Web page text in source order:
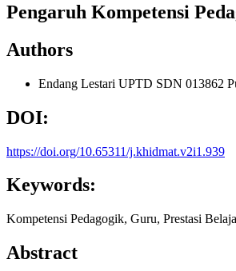
Pengaruh Kompetensi
Authors
Endang Lestari UPTD SDN 013862
DOI:
https://doi.org/10.65311/j.khidmat.v2i1.939
Keywords:
Kompetensi Pedagogik, Guru, Prestasi
Abstract